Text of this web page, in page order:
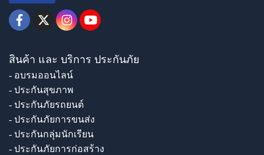
สินค้า และ บริการ ประกันภัย
- อบรมออนไลน์
- ประกันสุขภาพ
- ประกันภัยรถยนต์
- ประกันภัยการขนส่ง
- ประกันกลุ่มนักเรียน
- ประกันภัยการก่อสร้าง